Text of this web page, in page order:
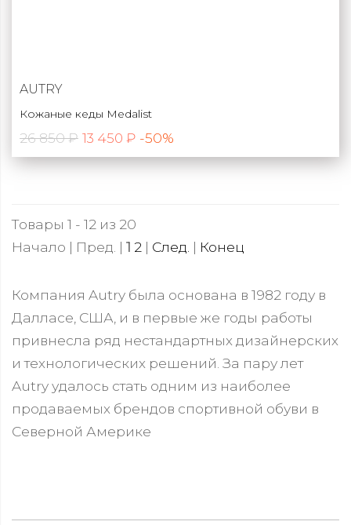
AUTRY
Кожаные кеды Medalist
26 850 ₽ 13 450 ₽ -50%
Товары 1 - 12 из 20
Начало | Пред. | 1 2 | След. | Конец
Компания Autry была основана в 1982 году в
Далласе, США, и в первые же годы работы
привнесла ряд нестандартных дизайнерских
и технологических решений. За пару лет
Autry удалось стать одним из наиболее
продаваемых брендов спортивной обуви в
Северной Америке